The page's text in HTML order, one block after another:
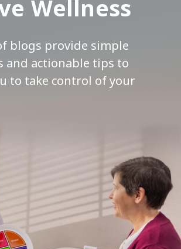
Wellness
blogs provide simple
and actionable tips to
to take control of your